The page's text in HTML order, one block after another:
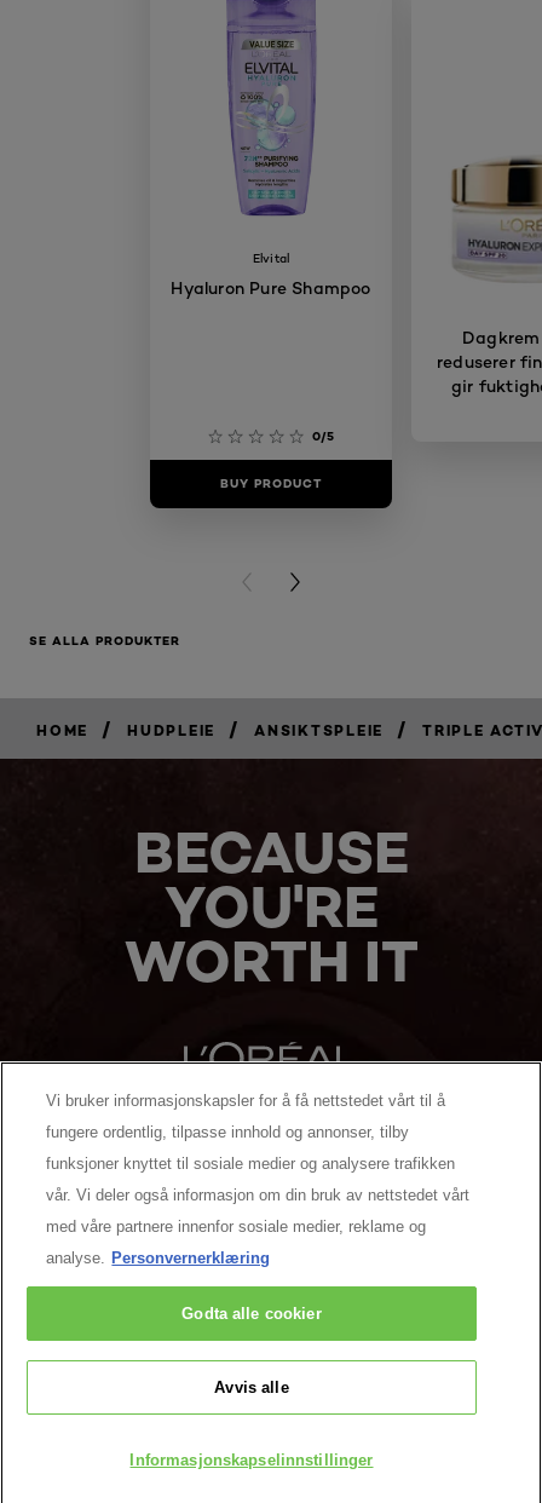
Elvital
Hyaluron Pure Shampoo
0/5
BUY PRODUCT
Dagkrem
reduserer
gir
PREVIOUS CARD
NEXT CARD
SE ALLA PRODUKTER
HOME / HUDPLEIE / ANSIKTSPLEIE / TRIPLE
BECAUSE
YOU'RE
WORTH IT
MANUFACTURER/RESPONSIBLE PERSON:
MER Å UTFORSKE
Vi bruker informasjonskapsler for å få nettstedet vårt til å
fungere ordentlig, tilpasse innhold og annonser, tilby
funksjoner knyttet til sosiale medier og analysere trafikken
vår. Vi deler også informasjon om din bruk av nettstedet vårt
med våre partnere innenfor sosiale medier, reklame og
analyse. Personvernerklæring
Informasjonskapselinnstillinger
Avvis alle
Godta alle cookier